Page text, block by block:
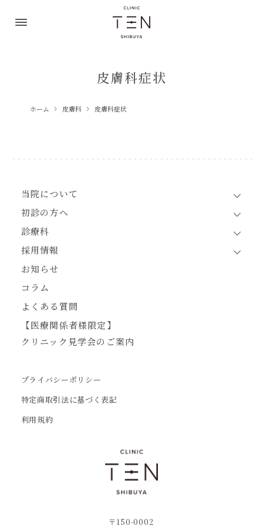
皮膚科症状
ホーム 皮膚科 皮膚科症状
当院について
初診の方へ
診療科
採用情報
お知らせ
コラム
よくある質問
【医療関係者様限定】
クリニック見学会のご案内
プライバシーポリシー
特定商取引法に基づく表記
利用規約
〒150-0002